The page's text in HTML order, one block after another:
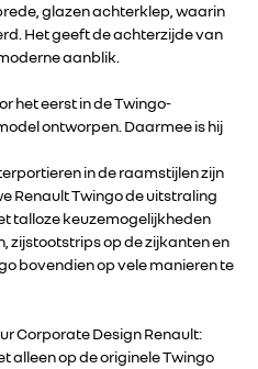
glazen achterklep, waarin
Het geeft de achterzijde van
aanblik.
het eerst in de Twingo-
ontworpen. Daarmee is hij
in de raamstijlen zijn
Renault Twingo de uitstraling
talloze keuzemogelijkheden
zijstootstrips op de zijkanten en
bovendien op vele manieren te
Corporate Design Renault:
alleen op de originele Twingo